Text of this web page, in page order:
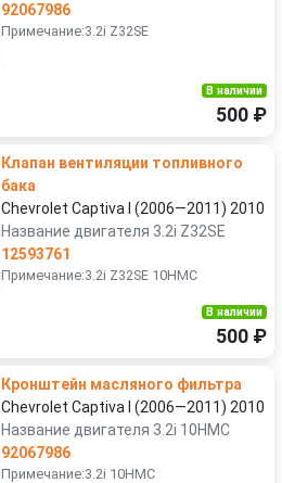
92067986
Примечание:3.2i Z32SE
В наличии
500 ₽
Клапан вентиляции топливного
бака
Chevrolet Captiva I (2006—2011) 2010
Название двигателя 3.2i Z32SE
12593761
Примечание:3.2i Z32SE 10HMC
В наличии
500 ₽
Кронштейн масляного фильтра
Chevrolet Captiva I (2006—2011) 2010
Название двигателя 3.2i 10HMC
92067986
Примечание:3.2i 10HMC